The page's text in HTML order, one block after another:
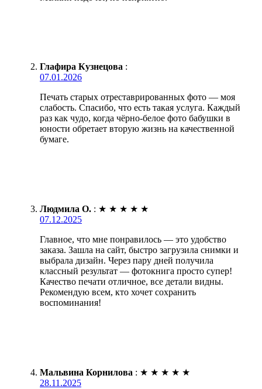
Глафира Кузнецова :
07.01.2026
Печать старых отреставрированных фото — моя
слабость. Спасибо, что есть такая услуга. Каждый
раз как чудо, когда чёрно-белое фото бабушки в
юности обретает вторую жизнь на качественной
бумаге.
Людмила О. : ★ ★ ★ ★ ★
07.12.2025
Главное, что мне понравилось — это удобство
заказа. Зашла на сайт, быстро загрузила снимки и
выбрала дизайн. Через пару дней получила
классный результат — фотокнига просто супер!
Качество печати отличное, все детали видны.
Рекомендую всем, кто хочет сохранить
воспоминания!
Мальвина Корнилова : ★ ★ ★ ★ ★
28.11.2025